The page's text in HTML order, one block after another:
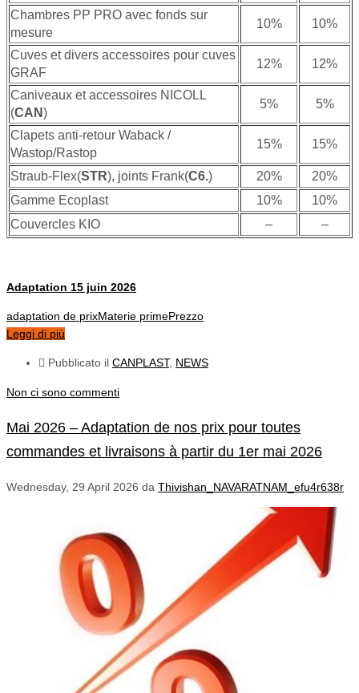
Chambres PP PRO avec fonds sur
mesure
10% 10%
Cuves et divers accessoires pour cuves
GRAF
12% 12%
Caniveaux et accessoires NICOLL
(CAN)
5% 5%
Clapets anti-retour Waback /
Wastop/Rastop
15% 15%
Straub-Flex(STR), joints Frank(C6.) 20%
20%
Gamme Ecoplast
10%
10%
Couvercles KIO
– –
Adaptation 15 juin 2026
adaptation de prixMaterie primePrezzo
Leggi di più
Pubblicato il CANPLAST, NEWS
Non ci sono commenti
Mai 2026 – Adaptation de nos prix pour toutes
commandes et livraisons à partir du 1er mai 2026
Wednesday, 29 April 2026 da Thivishan_NAVARATNAM_efu4r638r